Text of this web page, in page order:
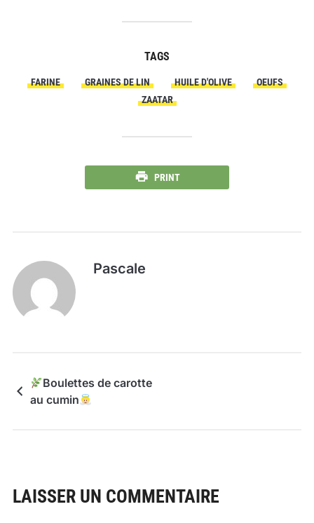
TAGS
FARINE GRAINES DE LIN HUILE D'OLIVE
OEUFS
ZAATAR
PRINT
Pascale
Boulettes de carotte
au cumin
LAISSER UN COMMENTAIRE